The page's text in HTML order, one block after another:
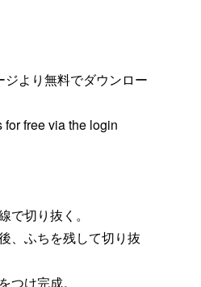
より無料でダウンロー
free via the login
切り抜く。
、ふちを残して切り抜
け完成。